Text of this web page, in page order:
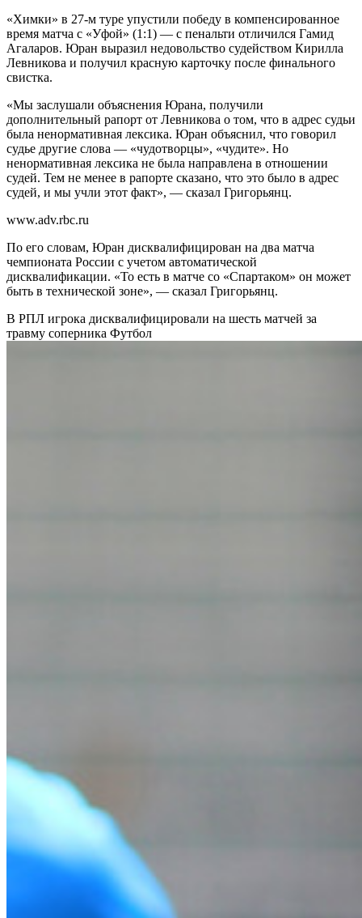
«Химки» в 27-м туре упустили победу в компенсированное
время матча с «Уфой» (1:1) — с пенальти отличился Гамид
Агаларов. Юран выразил недовольство судейством Кирилла
Левникова и получил красную карточку после финального
свистка.
«Мы заслушали объяснения Юрана, получили
дополнительный рапорт от Левникова о том, что в адрес судьи
была ненормативная лексика. Юран объяснил, что говорил
судье другие слова — «чудотворцы», «чудите». Но
ненормативная лексика не была направлена в отношении
судей. Тем не менее в рапорте сказано, что это было в адрес
судей, и мы учли этот факт», — сказал Григорьянц.
www.adv.rbc.ru
По его словам, Юран дисквалифицирован на два матча
чемпионата России с учетом автоматической
дисквалификации. «То есть в матче со «Спартаком» он может
быть в технической зоне», — сказал Григорьянц.
В РПЛ игрока дисквалифицировали на шесть матчей за
травму соперника Футбол